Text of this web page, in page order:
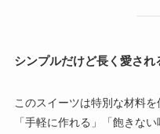
シンプルだけど長く愛され
このスイーツは特別な材料
「手軽に作れる」「飽きな